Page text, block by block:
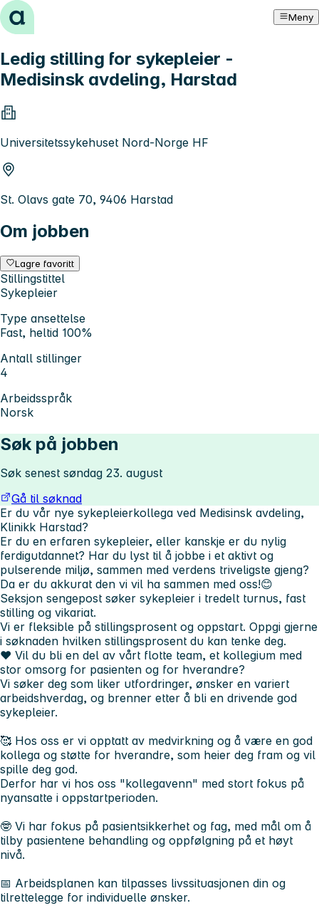
Hopp til innhold Meny
Ledig stilling for sykepleier -
Medisinsk avdeling, Harstad
Universitetssykehuset Nord-Norge HF
St. Olavs gate 70, 9406 Harstad
Om jobben
Lagre favoritt
Stillingstittel
Sykepleier
Type ansettelse
Fast, heltid 100%
Antall stillinger
4
Arbeidsspråk
Norsk
Søk på jobben
Søk senest søndag 23. august
Gå til søknad
Er du vår nye sykepleierkollega ved Medisinsk avdeling,
Klinikk Harstad?
Er du en erfaren sykepleier, eller kanskje er du nylig
ferdigutdannet? Har du lyst til å jobbe i et aktivt og
pulserende miljø, sammen med verdens triveligste gjeng?
Da er du akkurat den vi vil ha sammen med oss!😊
Seksjon sengepost søker sykepleier i tredelt turnus, fast
stilling og vikariat.
Vi er fleksible på stillingsprosent og oppstart. Oppgi gjerne
i søknaden hvilken stillingsprosent du kan tenke deg.
❤️ Vil du bli en del av vårt flotte team, et kollegium med
stor omsorg for pasienten og for hverandre?
Vi søker deg som liker utfordringer, ønsker en variert
arbeidshverdag, og brenner etter å bli en drivende god
sykepleier.
🥰 Hos oss er vi opptatt av medvirkning og å være en god
kollega og støtte for hverandre, som heier deg fram og vil
spille deg god.
Derfor har vi hos oss "kollegavenn" med stort fokus på
nyansatte i oppstartperioden.
🤓 Vi har fokus på pasientsikkerhet og fag, med mål om å
tilby pasientene behandling og oppfølgning på et høyt
nivå.
📅 Arbeidsplanen kan tilpasses livssituasjonen din og
tilrettelegge for individuelle ønsker.